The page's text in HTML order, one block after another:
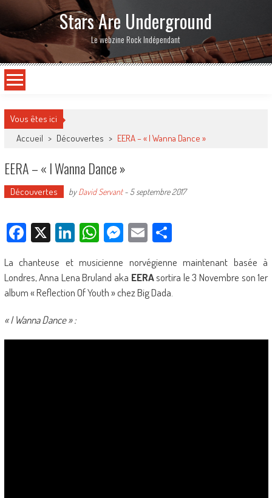
Stars Are Underground
Le webzine Rock Indépendant
Vous êtes ici
Accueil > Découvertes > EERA – « I Wanna Dance »
EERA – « I Wanna Dance »
Découvertes byDavid Servant- 5 septembre 2017
Facebook
X LinkedIn
WhatsApp
Messenger
EmailPartager
La chanteuse et musicienne norvégienne maintenant basée à
Londres, Anna Lena Bruland aka EERAsortira le 3 Novembre son 1er
album « Reflection Of Youth » chez Big Dada.
« I Wanna Dance » :